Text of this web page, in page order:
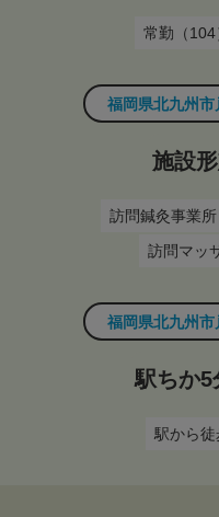
常勤（104
福岡県北九州市
施設
訪問鍼灸事業所
訪問マッ
福岡県北九州市
駅ちか5
駅から徒